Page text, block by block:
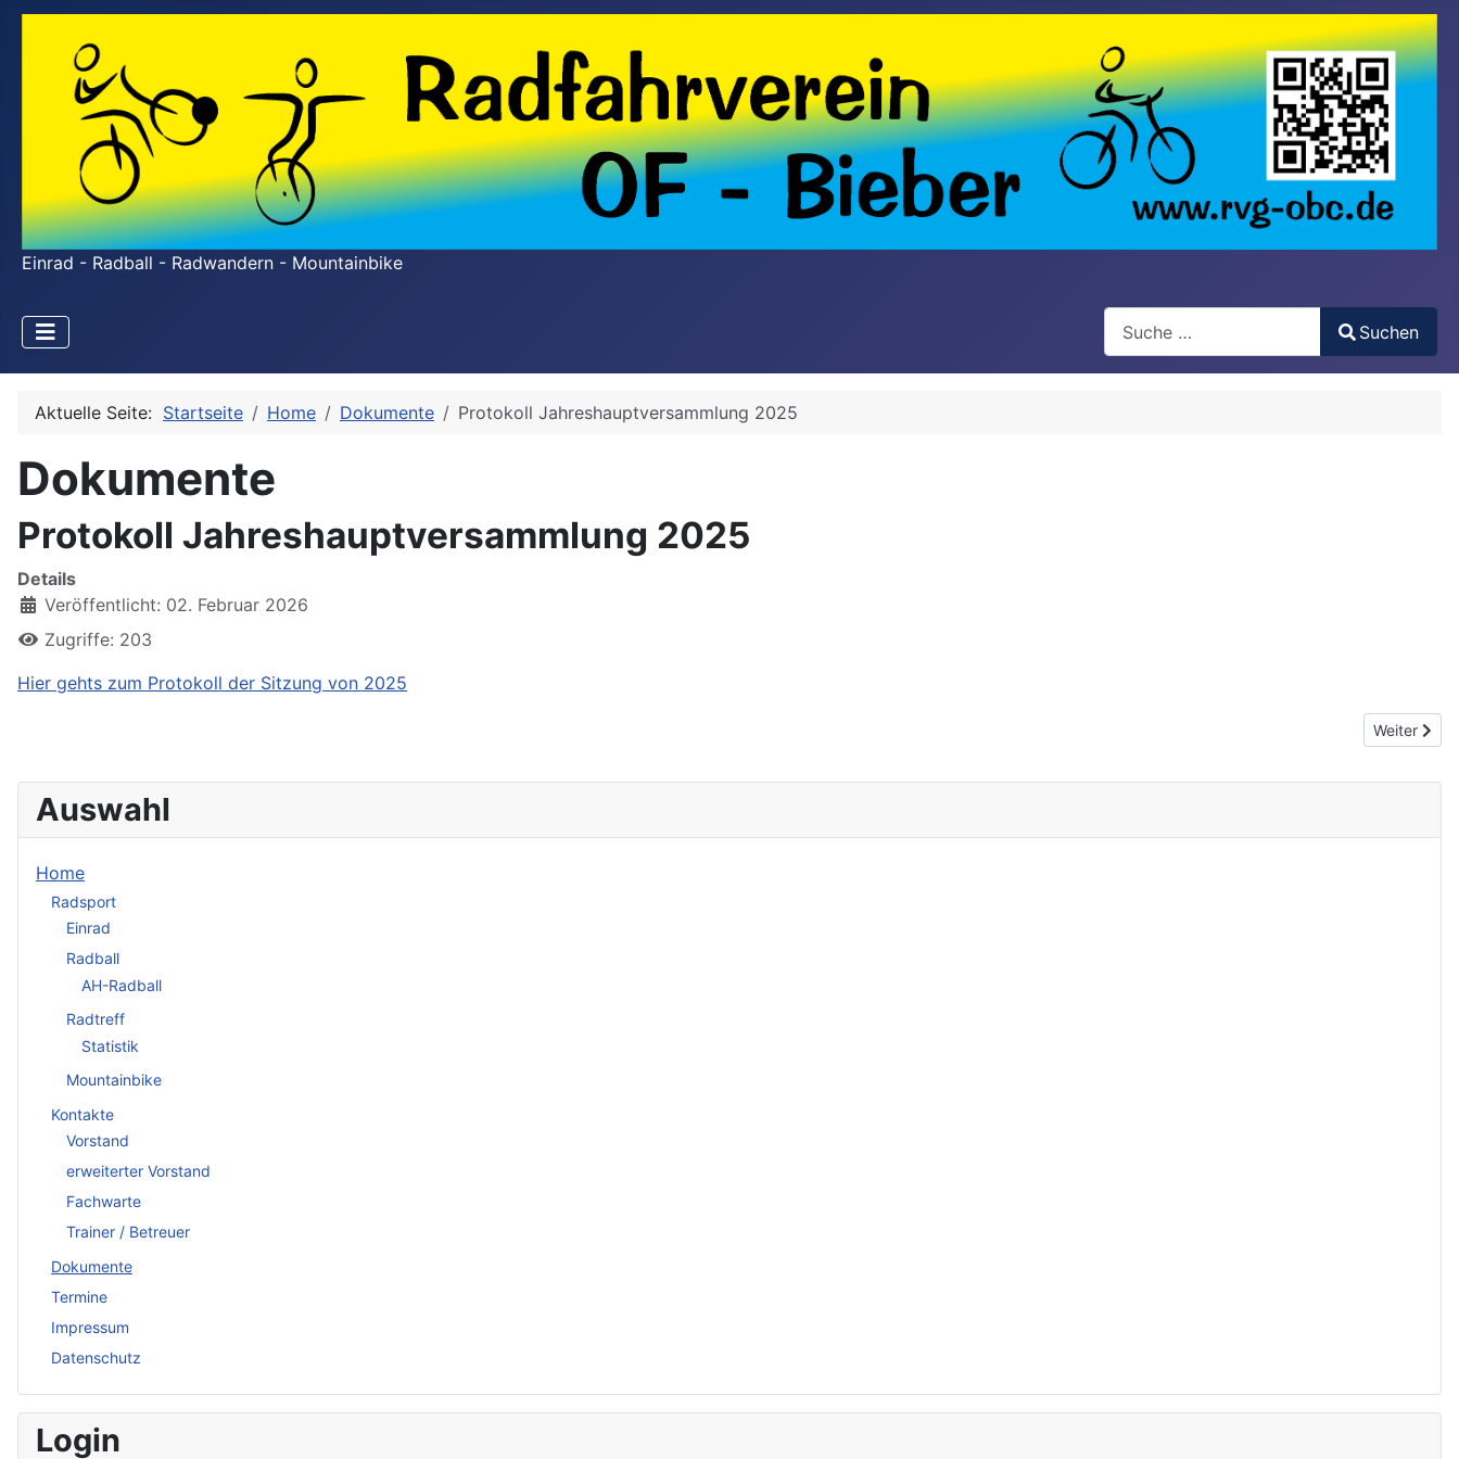
Einrad - Radball - Radwandern - Mountainbike
Type 2 or more characters for results.
Suchen
Aktuelle Seite: Startseite Home Dokumente Protokoll Jahreshauptversammlung 2025
Dokumente
Protokoll Jahreshauptversammlung 2025
Details
Veröffentlicht: 02. Februar 2026
Zugriffe: 203
Hier gehts zum Protokoll der Sitzung von 2025
Nächster
Weiter
Auswahl
Home
Radsport
Einrad
Radball
AH-Radball
Radtreff
Statistik
Mountainbike
Kontakte
Vorstand
erweiterter Vorstand
Fachwarte
Trainer / Betreuer
Dokumente
Termine
Impressum
Datenschutz
Login